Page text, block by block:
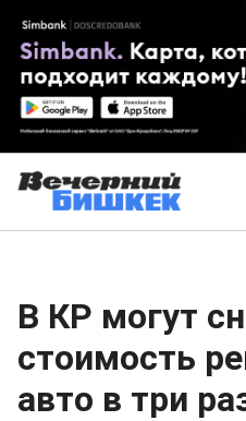
В КР могут
стоимость
авто в три